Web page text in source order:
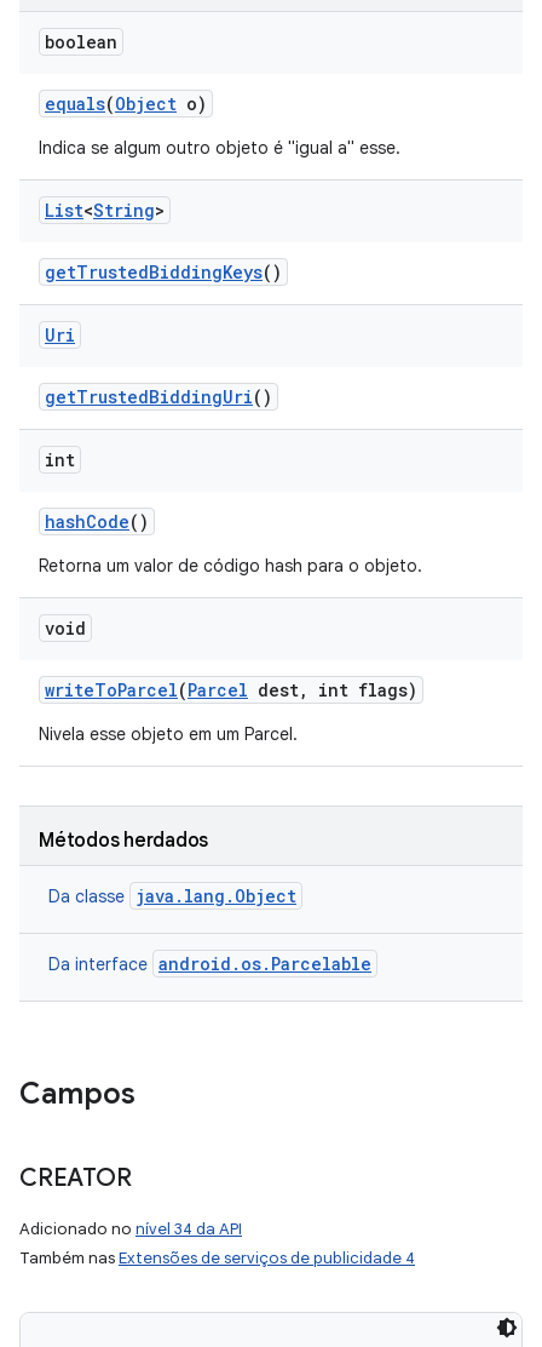
boolean
equals(Object o)
Indica se algum outro objeto é "igual a" esse.
List<String>
getTrustedBiddingKeys()
Uri
getTrustedBiddingUri()
int
hashCode()
Retorna um valor de código hash para o objeto.
void
writeToParcel(Parcel dest, int flags)
Nivela esse objeto em um Parcel.
Métodos herdados
Da classe java.lang.Object
Da interface android.os.Parcelable
Campos
CREATOR
Adicionado no nível 34 da API
Também nasExtensões de serviços de publicidade 4